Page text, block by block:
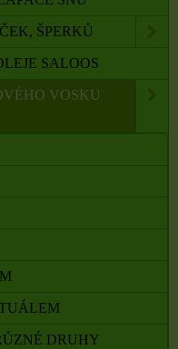
ŠPERKŮ
SALOOS
VOSKU
DRUHY